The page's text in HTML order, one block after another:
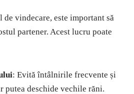
de vindecare, este important să
partener. Acest lucru poate
: Evită întâlnirile frecvente și
putea deschide vechile răni.